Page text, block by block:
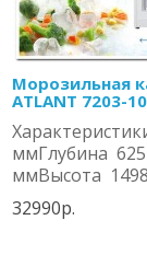
Морозильная
ATLANT 7203-
ммГлубина 625
ммВысота
32990р.